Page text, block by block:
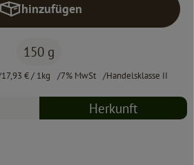
hinzufügen
Produkt zum Warenkorb
150 g
17,93 €/ 1kg 7% MwSt Handelsklasse II
Herkunft